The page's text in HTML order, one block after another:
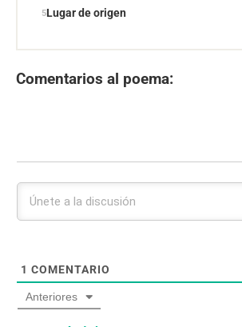
Lugar de origen
Comentarios al poema:
1 COMENTARIO
Anteriores